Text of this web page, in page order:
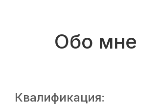
Обо мне
Квалификация: